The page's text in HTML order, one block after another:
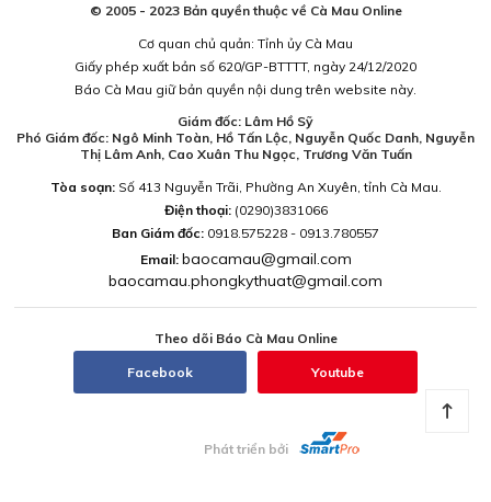
© 2005 - 2023 Bản quyền thuộc về Cà Mau Online
Cơ quan chủ quản: Tỉnh ủy Cà Mau
Giấy phép xuất bản số 620/GP-BTTTT, ngày 24/12/2020
Báo Cà Mau giữ bản quyền nội dung trên website này.
Giám đốc: Lâm Hồ Sỹ
Phó Giám đốc: Ngô Minh Toàn, Hồ Tấn Lộc, Nguyễn Quốc Danh, Nguyễn
Thị Lâm Anh, Cao Xuân Thu Ngọc, Trương Văn Tuấn
Tòa soạn:Số 413 Nguyễn Trãi, Phường An Xuyên, tỉnh Cà Mau.
Điện thoại: (0290)3831066
Ban Giám đốc: 0918.575228 - 0913.780557
Email: baocamau@gmail.com
baocamau.phongkythuat@gmail.com
Theo dõi Báo Cà Mau Online
Facebook Youtube
Phát triển bởi